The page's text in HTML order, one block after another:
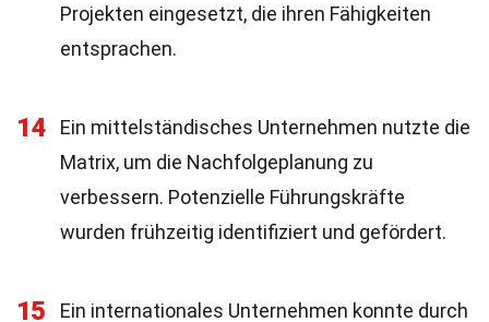
Projekten eingesetzt, die ihren Fähigkeiten
entsprachen.
14
Ein mittelständisches Unternehmen nutzte die
Matrix, um die Nachfolgeplanung zu
verbessern. Potenzielle Führungskräfte
wurden frühzeitig identifiziert und gefördert.
15
Ein internationales Unternehmen konnte durch